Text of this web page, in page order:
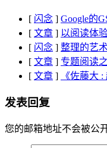
[ 闪念 ] Google的
[ 文章 ] 以阅读体
[ 闪念 ] 整理的艺
[ 文章 ] 专题阅读
[ 文章 ] 《佐藤大
发表回复
您的邮箱地址不会被公开